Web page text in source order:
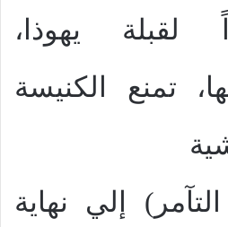
لقبلة يهوذا،
تمنع الكنيسة
التآمر) إلي نهاية